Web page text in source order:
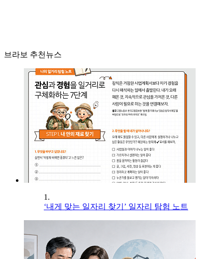
브라보 추천뉴스
1.
‘내게 맞는 일자리 찾기’ 일자리 탐험 노트